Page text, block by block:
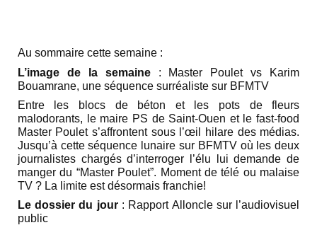
Au sommaire cette semaine :
L’image de la semaine: Master Poulet vs Karim
Bouamrane, une séquence surréaliste sur BFMTV
Entre les blocs de béton et les pots de fleurs
malodorants, le maire PS de Saint-Ouen et le fast-food
Master Poulet s’affrontent sous l’œil hilare des médias.
Jusqu’à cette séquence lunaire sur BFMTV où les deux
journalistes chargés d’interroger l’élu lui demande de
manger du “Master Poulet”. Moment de télé ou malaise
TV ? La limite est désormais franchie!
Le dossier du jour: Rapport Alloncle sur l’audiovisuel
public